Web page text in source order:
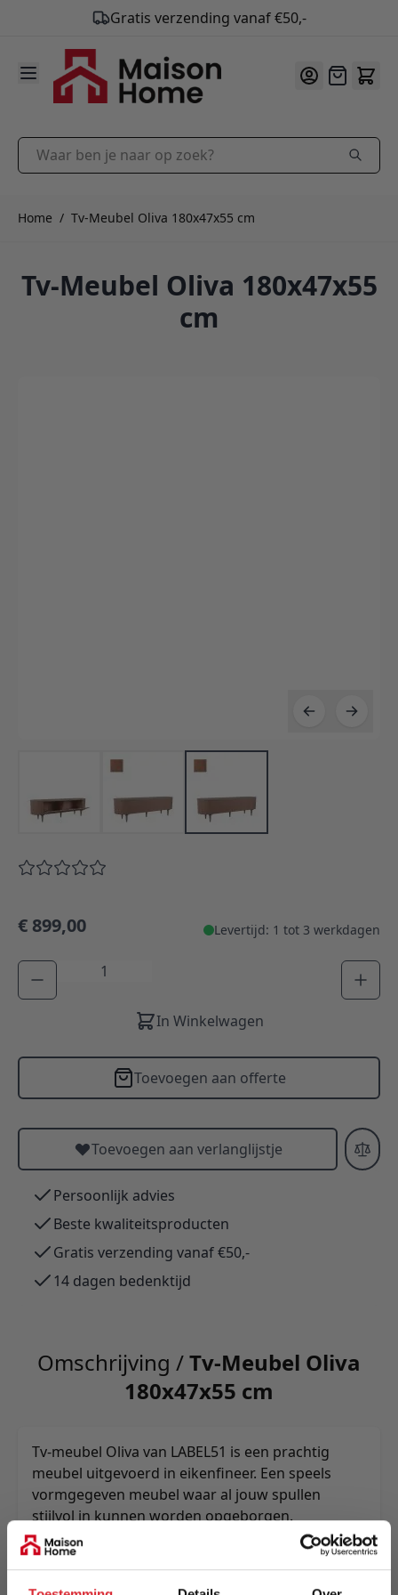
9.9/10
Ga naar de inhoud
Offerte
Waar ben je naar op zoek?
Home / Tv-Meubel Oliva 180x47x55 cm
Tv-Meubel Oliva 180x47x55
cm
€ 899,00 Levertijd: 1 tot 3 werkdagen
Aantal
In Winkelwagen
Toevoegen aan offerte
Toevoegen aan verlanglijstje
Persoonlijk advies
Beste kwaliteitsproducten
Gratis verzending vanaf €50,-
14 dagen bedenktijd
Omschrijving /Tv-Meubel Oliva
180x47x55 cm
Tv-meubel Oliva van LABEL51 is een prachtig
meubel uitgevoerd in eikenfineer. Een speels
vormgegeven meubel waar al jouw spullen
stijlvol in kunnen worden opgeborgen.